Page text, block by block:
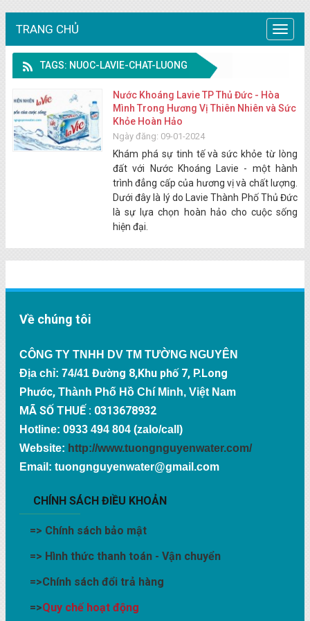
TRANG CHỦ
Trang
chủ
TAGS: NUOC-LAVIE-CHAT-LUONG
Nước Khoáng Lavie TP Thủ Đức - Hòa
Mình Trong Hương Vị Thiên Nhiên và Sức
Khỏe Hoàn Hảo
Ngày đăng: 09-01-2024
Khám phá sự tinh tế và sức khỏe từ lòng
đất với Nước Khoáng Lavie - một hành
trình đẳng cấp của hương vị và chất lượng.
Dưới đây là lý do Lavie Thành Phố Thủ Đức
là sự lựa chọn hoàn hảo cho cuộc sống
hiện đại.
Về chúng tôi
CÔNG TY TNHH DV TM TƯỜNG NGUYÊN
Địa chỉ: 74/41 Đường 8,Khu phố 7, P.Long
Phước, Thành Phố Hồ Chí Minh, Việt Nam
MÃ SỐ THUẾ : 0313678932
Hotline: 0933 494 804 (zalo/call)
Website: http://www.tuongnguyenwater.com/
Email: tuongnguyenwater@gmail.com
CHÍNH SÁCH ĐIỀU KHOẢN
=> Chính sách bảo mật
=> Hình thức thanh toán - Vận chuyển
=>Chính sách đổi trả hàng
=>Quy chế hoạt động